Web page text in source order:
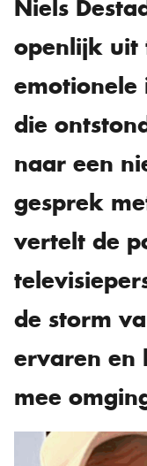
Niels
openlijk uit
emotionele
die
naar een
gesprek
vertelt de
de storm
ervaren en
mee